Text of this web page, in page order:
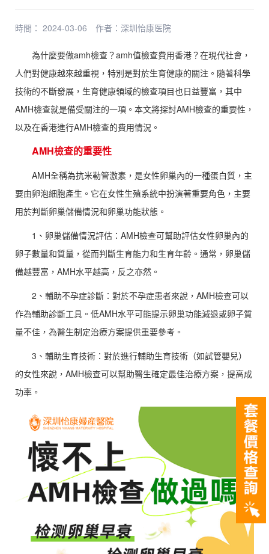
時間： 2024-03-06 作者： 深圳怡康医院
為什麼要做amh檢查？amh值檢查費用香港？在現代社會，
人們對健康越來越重視，特別是對於生育健康的關注。隨著科學
技術的不斷發展，生育健康領域的檢查項目也日益豐富，其中
AMH檢查就是備受關注的一項。本文將探討AMH檢查的重要性，
以及在香港進行AMH檢查的費用情況。
AMH檢查的重要性
AMH全稱為抗米勒管激素，是女性卵巢內的一種蛋白質，主
要由卵泡細胞產生。它在女性生殖系統中扮演著重要角色，主要
用於判斷卵巢儲備情況和卵巢功能狀態。
1、卵巢儲備情況評估：AMH檢查可幫助評估女性卵巢內的
卵子數量和質量，從而判斷生育能力和生育年齡。通常，卵巢儲
備越豐富，AMH水平越高，反之亦然。
2、輔助不孕症診斷：對於不孕症患者來說，AMH檢查可以
作為輔助診斷工具。低AMH水平可能提示卵巢功能減退或卵子質
量不佳，為醫生制定治療方案提供重要參考。
3、輔助生育技術：對於進行輔助生育技術（如試管嬰兒）
的女性來說，AMH檢查可以幫助醫生確定最佳治療方案，提高成
功率。